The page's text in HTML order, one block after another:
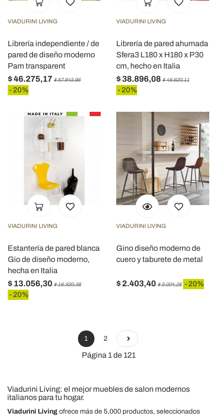
VIADURINI LIVING
Librería independiente / de
pared de diseño moderno
Pam transparent
$ 46.275,17 $ 57.843,96
- 20%
VIADURINI LIVING
Librería de pared ahumada
Sfera3 L180 x H180 x P30
cm, hecho en Italia
$ 38.896,08 $ 48.620,11
- 20%
VIADURINI LIVING
Estantería de pared blanca
Gio de diseño moderno,
hecha en Italia
$ 13.056,30 $ 16.320,38
- 20%
VIADURINI LIVING
Gino diseño moderno de
cuero y taburete de metal
$ 2.403,40 $ 3.004,25 - 20%
1 2
Página 1 de 121
Viadurini Living: el mejor muebles de salon modernos
italianos para tu hogar.
Viadurini Living ofrece más de 5,000 productos, seleccionados